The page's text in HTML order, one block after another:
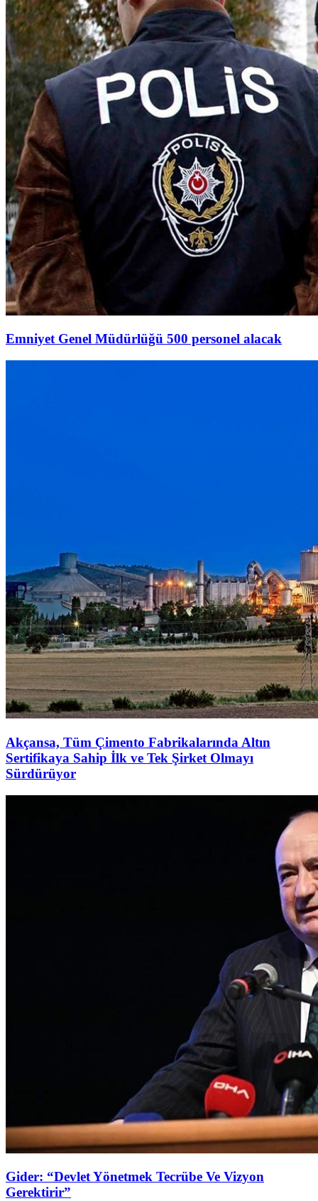
Emniyet Genel Müdürlüğü 500 personel alacak
Akçansa, Tüm Çimento Fabrikalarında Altın
Sertifikaya Sahip İlk ve Tek Şirket Olmayı
Sürdürüyor
Gider: “Devlet Yönetmek Tecrübe Ve Vizyon
Gerektirir”